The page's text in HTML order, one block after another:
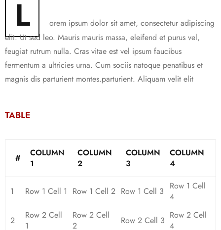
L
orem ipsum dolor sit amet, consectetur adipiscing
elit. Ut sed leo. Mauris mauris massa, eleifend et purus vel,
feugiat rutrum nulla. Cras vitae est vel ipsum faucibus
fermentum a ultricies urna. Cum sociis natoque penatibus et
magnis dis parturient montes.parturient. Aliquam velit elit
TABLE
#
COLUMN
1
COLUMN
2
COLUMN
3
COLUMN
4
1 Row 1 Cell 1 Row 1 Cell 2 Row 1 Cell 3
Row 1 Cell
4
2
Row 2 Cell
1
Row 2 Cell
2
Row 2 Cell 3 Row 2 Cell
4